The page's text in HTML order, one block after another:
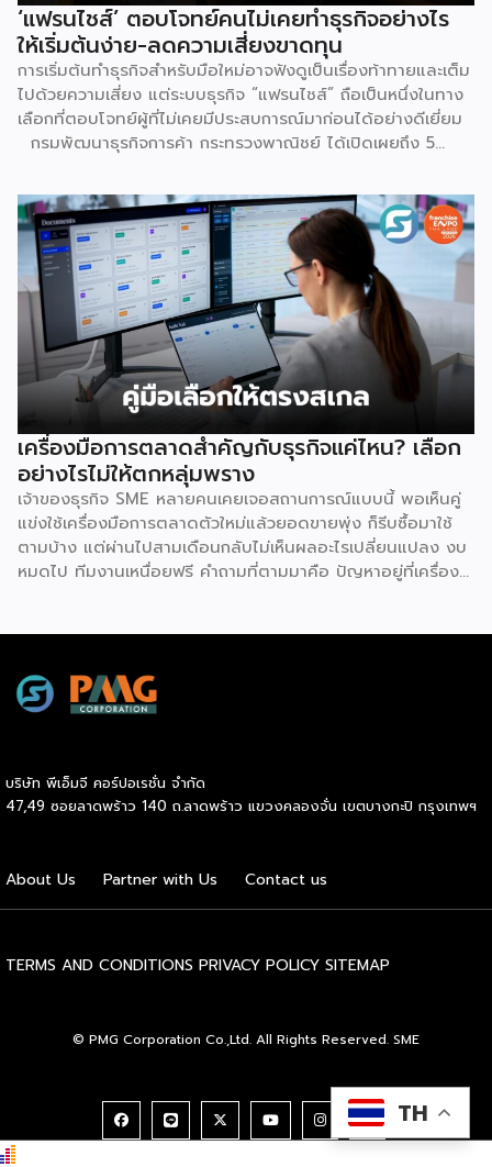
‘แฟรนไชส์’ ตอบโจทย์คนไม่เคยทำธุรกิจอย่างไร
ให้เริ่มต้นง่าย-ลดความเสี่ยงขาดทุน
การเริ่มต้นทำธุรกิจสำหรับมือใหม่อาจฟังดูเป็นเรื่องท้าทายและเต็ม
ไปด้วยความเสี่ยง แต่ระบบธุรกิจ “แฟรนไชส์” ถือเป็นหนึ่งในทาง
เลือกที่ตอบโจทย์ผู้ที่ไม่เคยมีประสบการณ์มาก่อนได้อย่างดีเยี่ยม
กรมพัฒนาธุรกิจการค้า กระทรวงพาณิชย์ ได้เปิดเผยถึง 5
การลงทุนที่น่าสนใจและช่วยลดอุปสรรคสำหรับผู้เริ่มต้นได้อย่างมี
ประสิทธิภาพ เหตุผลประการแรกคือ การมีโมเดลธุรกิจที่ชัดเจน
และพร้อมนำไปใช้ทันที ซึ่งถือเป็นการลดความเสี่ยงด้านการลงทุน
ได้อย่างดีที่สุด เนื่องจากผู้ลงทุนไม่จำเป็นต้องเสียเวลาลองผิด
ลองถูกเอง ระบบแฟรนไชส์ถูกออกแบบและผ่านการพิสูจน์ความ
สำเร็จมาแล้วโดยเจ้าของแบรนด์ ซึ่งมีการจัดเตรียมอุปกรณ์
โครงสร้างร้านตามมาตรฐาน พร้อมคู่มือการปฏิบัติงานที่ชัดเจน
อีกทั้งยังมีทีมงานคอยช่วยสอนงานทั้งภาคทฤษฎีและปฏิบัติก่อน
เปิดร้านจริง ทำให้ผู้ซื้อแฟรนไชส์สามารถควบคุมคุณภาพของ
สินค้าและบริการให้เป็นไปตามมาตรฐานได้อย่างง่ายดาย เหตุผล
ประการต่อมาคือ แบรนด์มีชื่อเสียงและมีฐานลูกค้าที่แข็งแกร่งอยู่
แล้ว การซื้อแฟรนไชส์ทำให้ผู้ลงทุนได้ครอบครองแบรนด์ที่เป็นที่
รู้จักในตลาด ส่งผลให้มีกลุ่มลูกค้าพร้อมอุดหนุนตั้งแต่วันแรกที่
เปิดทำการ นอกจากนี้ เจ้าของแบรนด์ยังทำการตลาด
ประชาสัมพันธ์ และสร้างการรับรู้แบรนด์อย่างต่อเนื่อง ซึ่งช่วยให้
ผู้ลงทุนประหยัดงบประมาณด้านการตลาดและสร้างความเชื่อมั่น
ให้กับผู้บริโภคได้อย่างรวดเร็ว ประการที่สามคือ การมีที่ปรึกษา
ทางธุรกิจอย่างใกล้ชิดตลอดระยะเวลาสัญญา คอยให้คำแนะนำ
และร่วมแก้ปัญหาต่างๆ ทำให้ผู้ลงทุนมั่นใจได้ว่าจะไม่ได้เดินอยู่บน
เส้นทางธุรกิจเพียงลำพัง เหตุผลประการที่สี่คือ โอกาสเติบโต
ให้คำปรึกษาด้านการบริหารการเงิน การประมาณการรายรับ-ราย
จ่าย ตลอดจนการจัดการสต๊อกสินค้าอย่างเป็นระบบ ช่วยให้ระบบ
การเงินของร้านมีสภาพคล่องที่ดี เพิ่มโอกาสในการคืนทุนได้เร็ว
ในแวดวงธุรกิจต่อไปได้ไม่ยาก และเหตุผลประการสุดท้ายคือ
การเข้าถึงแหล่งเงินทุนได้ง่ายกว่าธุรกิจทั่วไป สถาบันการเงินส่วน
ใหญ่ให้ความไว้วางใจและอนุมัติสินเชื่อแก่ผู้ขอซื้อแฟรนไชส์ที่เป็น
เครื่องมือการตลาดสำคัญกับธุรกิจแค่ไหน? เลือก
อย่างไรไม่ให้ตกหลุ่มพราง
เจ้าของธุรกิจ SME หลายคนเคยเจอสถานการณ์แบบนี้ พอเห็นคู่
แข่งใช้เครื่องมือการตลาดตัวใหม่แล้วยอดขายพุ่ง ก็รีบซื้อมาใช้
ตามบ้าง แต่ผ่านไปสามเดือนกลับไม่เห็นผลอะไรเปลี่ยนแปลง งบ
หมดไป ทีมงานเหนื่อยฟรี คำถามที่ตามมาคือ ปัญหาอยู่ที่เครื่อง
DAAT ชี้ว่าผู้เชี่ยวชาญแนะนำให้ธุรกิจจัดสรรงบประมาณราว 30%
ไว้สำหรับการสร้างแบรนด์ (Brand Building) ในระยะยาว แทนที่
Top of Mind ของผู้บริโภคจะเป็นฝ่ายได้เปรียบเมื่อสถานการณ์
กลับมาคึกคักอีกครั้ง นี่คือจุดที่เครื่องมือการตลาดเข้ามามี
Optimization ด้วย AI แต่ต้องย้ำว่าเครื่องมือทำหน้าที่ “รับใช้
กลยุทธ์” […]
บริษัท พีเอ็มจี คอร์ปอเรชั่น จำกัด
47,49 ซอยลาดพร้าว 140 ถ.ลาดพร้าว แขวงคลองจั่น เขตบางกะปิ กรุงเทพฯ
About Us Partner with Us Contact us
TERMS AND CONDITIONS PRIVACY POLICY SITEMAP
© PMG Corporation Co.,Ltd. All Rights Reserved. SME
TH